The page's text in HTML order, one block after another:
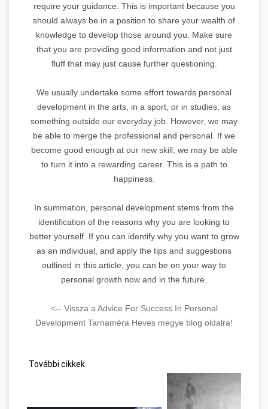
require your guidance. This is important because you
should always be in a position to share your wealth of
knowledge to develop those around you. Make sure
that you are providing good information and not just
fluff that may just cause further questioning.
We usually undertake some effort towards personal
development in the arts, in a sport, or in studies, as
something outside our everyday job. However, we may
be able to merge the professional and personal. If we
become good enough at our new skill, we may be able
to turn it into a rewarding career. This is a path to
happiness.
In summation, personal development stems from the
identification of the reasons why you are looking to
better yourself. If you can identify why you want to grow
as an individual, and apply the tips and suggestions
outlined in this article, you can be on your way to
personal growth now and in the future.
<-- Vissza a Advice For Success In Personal
Development Tarnaméra Heves megye blog oldalra!
További cikkek